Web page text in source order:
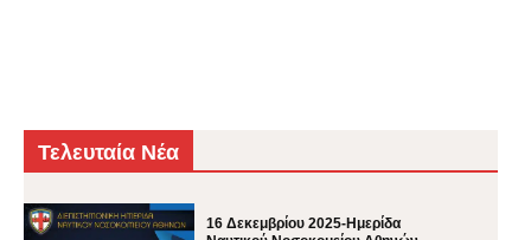
Τελευταία Νέα
16 Δεκεμβρίου 2025-Ημερίδα